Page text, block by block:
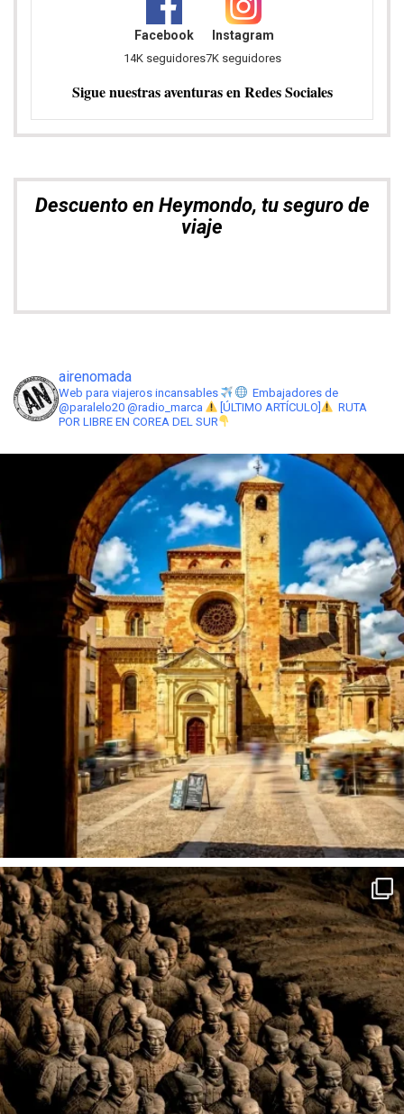
Facebook
14K seguidores
Instagram
7K seguidores
Sigue nuestras aventuras en Redes Sociales
Descuento en Heymondo, tu seguro de
viaje
airenomada
Web para viajeros incansables
Embajadores de
@paralelo20 @radio_marca
[ÚLTIMO ARTÍCULO]
RUTA
POR LIBRE EN COREA DEL SUR